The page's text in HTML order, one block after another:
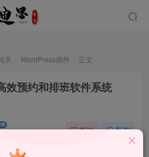
关 WordPress插件 正文
预约和排班软件系统
关注 私信